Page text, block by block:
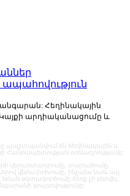
Հեղինակային
արդիականացումը և
պաշտպանվում են հեղինակային և
Հանրապետության օրենսդրությամբ:
վերարտադրումը, տարածումը,
վերափոխումը, ինչպես նաև այլ
օգտագործումը ձեռք չի բերվել
թույլտվությունը: